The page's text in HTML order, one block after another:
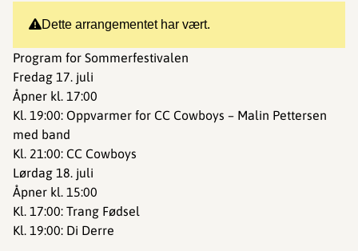
Dette arrangementet har vært.
Program for Sommerfestivalen
Fredag 17. juli
Åpner kl. 17:00
Kl. 19:00: Oppvarmer for CC Cowboys – Malin Pettersen
med band
Kl. 21:00: CC Cowboys
Lørdag 18. juli
Åpner kl. 15:00
Kl. 17:00: Trang Fødsel
Kl. 19:00: Di Derre